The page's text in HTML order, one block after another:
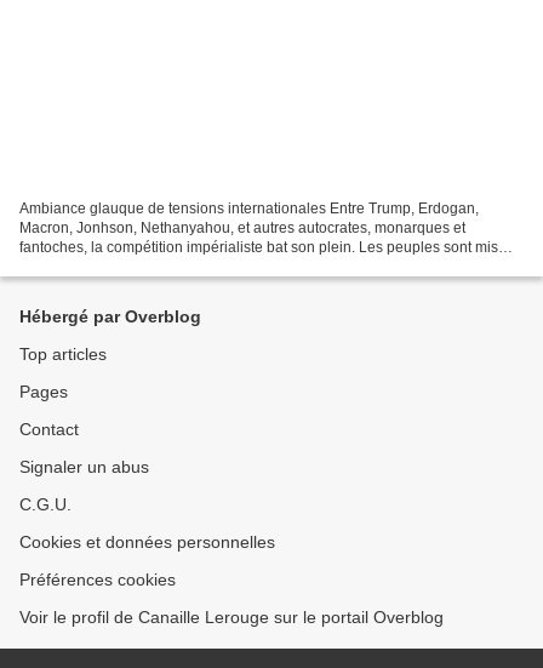
Ambiance glauque de tensions internationales Entre Trump, Erdogan,
Macron, Jonhson, Nethanyahou, et autres autocrates, monarques et
fantoches, la compétition impérialiste bat son plein. Les peuples sont mis
Hébergé par Overblog
Top articles
Pages
Contact
Signaler un abus
C.G.U.
Cookies et données personnelles
Préférences cookies
Voir le profil de Canaille Lerouge sur le portail Overblog